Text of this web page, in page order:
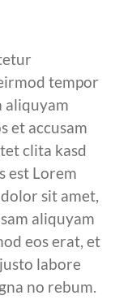
tempor
aliquyam
et accusam
clita kasd
est Lorem
sit amet,
aliquyam
eos erat, et
labore
no rebum.